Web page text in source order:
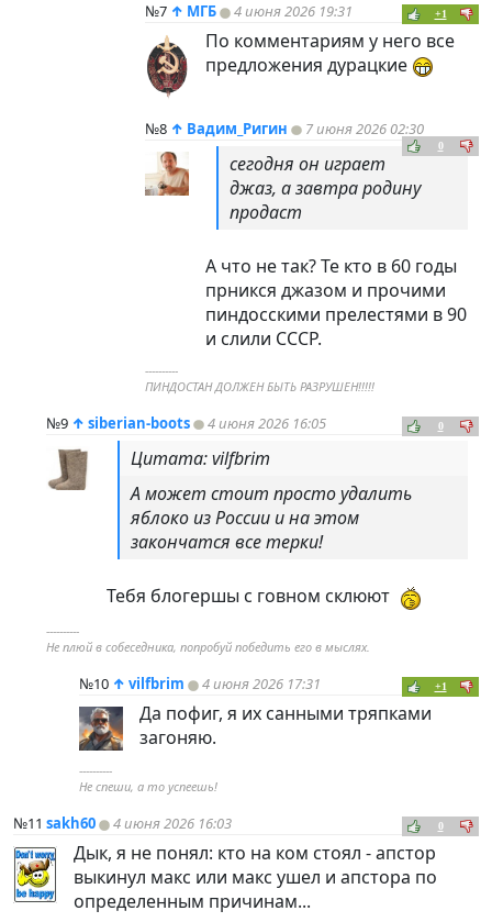
№7 ↑ МГБ 4 июня 2026 19:31 +1
По комментариям у него все
предложения дурацкие
№8 ↑ Вадим_Ригин 7 июня 2026 02:30
0
сегодня он играет
джаз, а завтра родину
продаст
А что не так? Те кто в 60 годы
прникся джазом и прочими
пиндocскими прелестями в 90
и слили СССР.
----------
ПИНДОСТАН ДОЛЖЕН БЫТЬ РАЗРУШЕН!!!!!
№9 ↑ siberian-boots 4 июня 2026 16:05 0
Цитата: vilfbrim
А может стоит просто удалить
яблоко из России и на этом
закончатся все терки!
Тебя блогершы с говном склюют
----------
Не плюй в собеседника, попробуй победить его в мыслях.
№10 ↑ vilfbrim 4 июня 2026 17:31 +1
Да пофиг, я их санными тряпками
загоняю.
----------
Не спеши, а то успеешь!
№11 sakh60 4 июня 2026 16:03 0
Дык, я не понял: кто на ком стоял - апстор
выкинул макс или макс ушел и апстора по
определенным причинам...